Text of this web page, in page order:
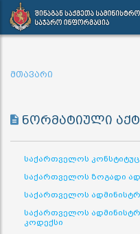
მთავარი
ნორმატიული
საქართველოს
საქართველოს ზოგადი
საქართველოს
საქართველოს
კოდექსი